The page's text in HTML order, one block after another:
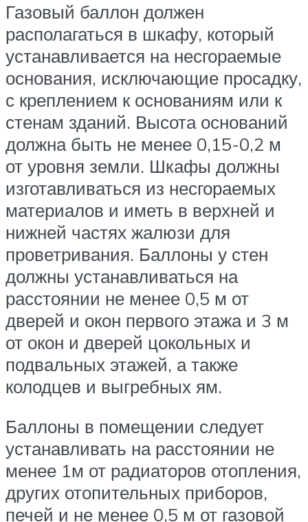
Газовый баллон должен
располагаться в шкафу, который
устанавливается на несгораемые
основания, исключающие просадку,
с креплением к основаниям или к
стенам зданий. Высота оснований
должна быть не менее 0,15-0,2 м
от уровня земли. Шкафы должны
изготавливаться из несгораемых
материалов и иметь в верхней и
нижней частях жалюзи для
проветривания. Баллоны у стен
должны устанавливаться на
расстоянии не менее 0,5 м от
дверей и окон первого этажа и 3 м
от окон и дверей цокольных и
подвальных этажей, а также
колодцев и выгребных ям.
Баллоны в помещении следует
устанавливать на расстоянии не
менее 1м от радиаторов отопления,
других отопительных приборов,
печей и не менее 0,5 м от газовой